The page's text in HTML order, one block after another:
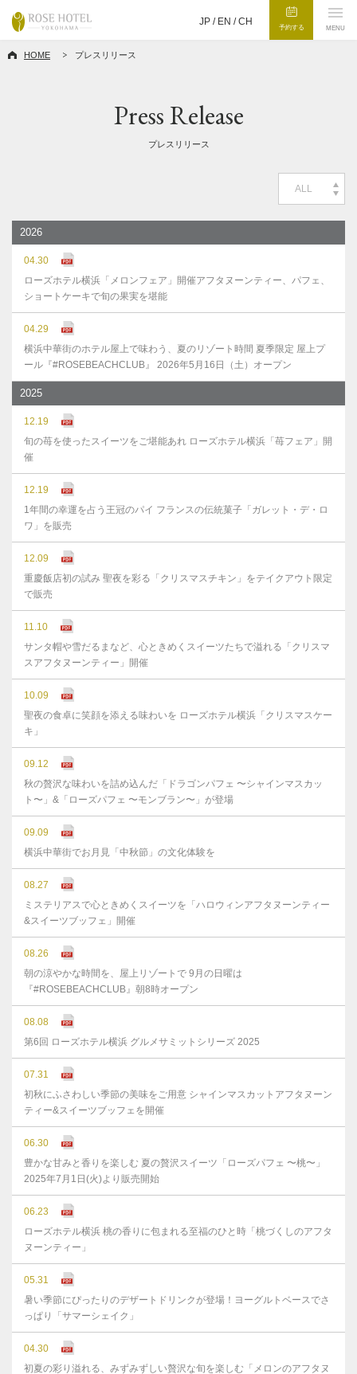
JP / EN /CH
予約する MENU
HOME プレスリリース
Press Release
プレスリリース
ALL
2026
04.30
ローズホテル横浜「メロンフェア」開催アフタヌーンティー、パフェ、
ショートケーキで旬の果実を堪能
04.29
横浜中華街のホテル屋上で味わう、夏のリゾート時間 夏季限定 屋上プ
ール『#ROSEBEACHCLUB』 2026年5月16日（土）オープン
2025
12.19
旬の苺を使ったスイーツをご堪能あれ ローズホテル横浜「苺フェア」開
催
12.19
1年間の幸運を占う王冠のパイ フランスの伝統菓子「ガレット・デ・ロ
ワ」を販売
12.09
重慶飯店初の試み 聖夜を彩る「クリスマスチキン」をテイクアウト限定
で販売
11.10
サンタ帽や雪だるまなど、心ときめくスイーツたちで溢れる「クリスマ
スアフタヌーンティー」開催
10.09
聖夜の食卓に笑顔を添える味わいを ローズホテル横浜「クリスマスケー
キ」
09.12
秋の贅沢な味わいを詰め込んだ「ドラゴンパフェ 〜シャインマスカッ
ト〜」&「ローズパフェ 〜モンブラン〜」が登場
09.09
横浜中華街でお月見「中秋節」の文化体験を
08.27
ミステリアスで心ときめくスイーツを「ハロウィンアフタヌーンティー
&スイーツブッフェ」開催
08.26
朝の涼やかな時間を、屋上リゾートで 9月の日曜は
『#ROSEBEACHCLUB』朝8時オープン
08.08
第6回 ローズホテル横浜 グルメサミットシリーズ 2025
07.31
初秋にふさわしい季節の美味をご用意 シャインマスカットアフタヌーン
ティー&スイーツブッフェを開催
06.30
豊かな⽢みと⾹りを楽しむ 夏の贅沢スイーツ「ローズパフェ 〜桃〜」
2025年7⽉1⽇(⽕)より販売開始
06.23
ローズホテル横浜 桃の香りに包まれる至福のひと時「桃づくしのアフタ
ヌーンティー」
05.31
暑い季節にぴったりのデザートドリンクが登場！ヨーグルトベースでさ
っぱり「サマーシェイク」
04.30
初夏の彩り溢れる、みずみずしい贅沢な旬を楽しむ「メロンのアフタヌ